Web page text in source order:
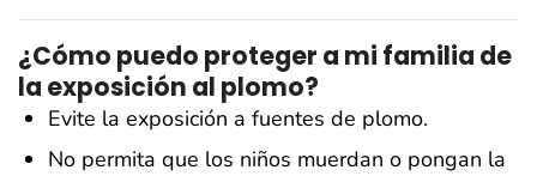
¿Cómo puedo proteger a mi familia de
la exposición al plomo?
Evite la exposición a fuentes de plomo.
No permita que los niños muerdan o pongan la